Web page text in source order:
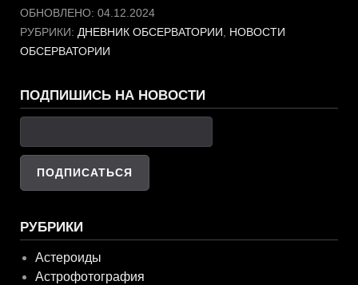
ОБНОВЛЕНО: 04.12.2024
РУБРИКИ: ДНЕВНИК ОБСЕРВАТОРИИ , НОВОСТИ
ОБСЕРВАТОРИИ
ПОДПИШИСЬ НА НОВОСТИ
РУБРИКИ
Астероиды
Астрофотография